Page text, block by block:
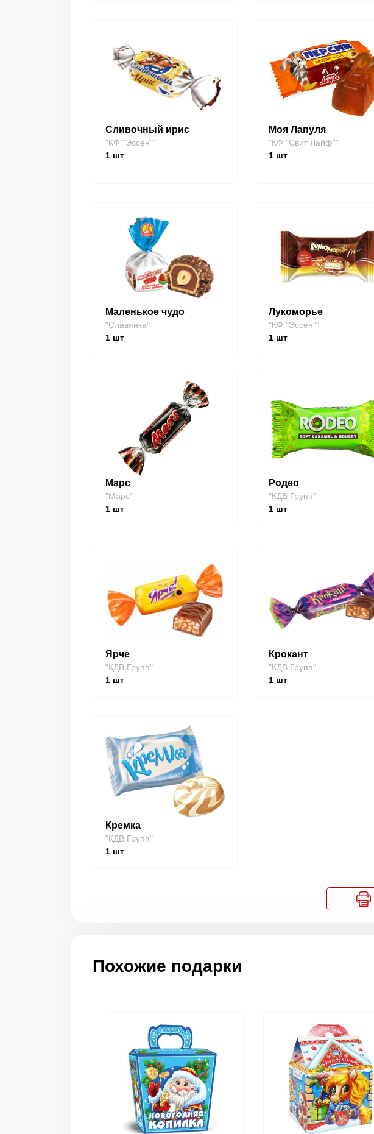
Сливочный ирис
"КФ "Эссен""
1 шт
Моя Лапуля
"КФ "Свит Лайф""
1шт
Маленькое чудо
"Славянка"
1 шт
Лукоморье
"КФ "Эссен""
1шт
Марс
"Марс"
1 шт
Родео
"КДВ Групп"
1шт
Ярче
"КДВ Групп"
1 шт
Крокант
"КДВ Групп"
1шт
Кремка
"КДВ Групп"
1 шт
Похожие подарки